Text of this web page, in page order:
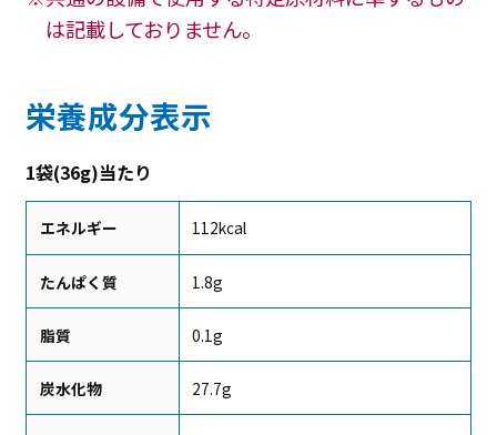
は記載しておりません。
栄養成分表示
1袋(36g)当たり
エネルギー 112kcal
たんぱく質 1.8g
脂質 0.1g
炭水化物 27.7g